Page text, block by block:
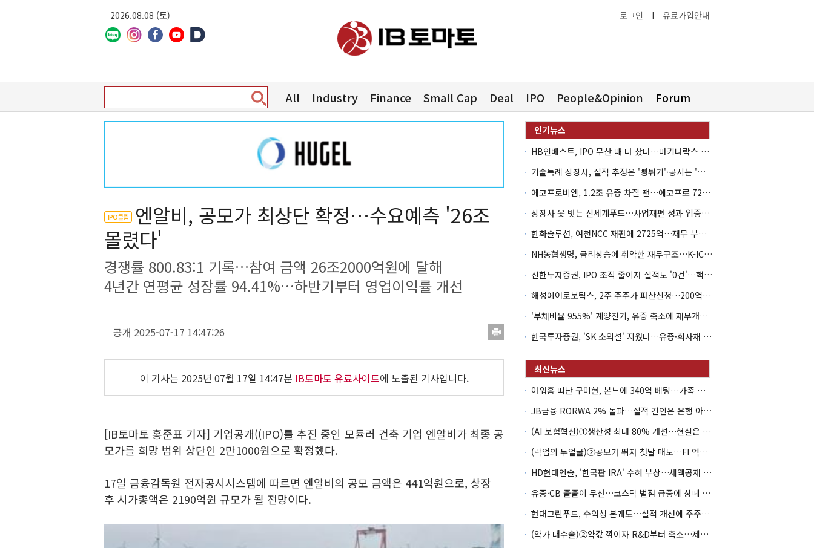
2026.08.08 (토) 로그인 I 유료가입안내
All Industry Finance Small Cap Deal IPO People&Opinion Forum
IPO클립
엔알비, 공모가 최상단 확정…수요예측 '26조
몰렸다'
경쟁률 800.83:1 기록…참여 금액 26조2000억원에 달해
4년간 연평균 성장률 94.41%…하반기부터 영업이익률 개선
공개 2025-07-17 14:47:26
이 기사는 2025년 07월 17일 14:47분 IB토마토 유료사이트에 노출된 기사입니다.
[IB토마토 홍준표 기자] 기업공개((IPO)를 추진 중인 모듈러 건축 기업 엔알비가 최종 공
모가를 희망 범위 상단인 2만1000원으로 확정했다.
17일 금융감독원 전자공시시스템에 따르면 엔알비의 공모 금액은 441억원으로, 상장
후 시가총액은 2190억원 규모가 될 전망이다.
HB인베스트, IPO 무산 때 더 샀다…마키나락스 투자 2.7배 회수
기술특례 상장사, 실적 추정은 '뻥튀기'·공시는 '누락'
에코프로비엠, 1.2조 유증 차질 땐…에코프로 7270억 '독박'
상장사 옷 벗는 신세계푸드…사업재편 성과 입증할까
한화솔루션, 여천NCC 재편에 2725억…재무 부담 커지나
NH농협생명, 금리상승에 취약한 재무구조…K-ICS 변동성 '주의보'
신한투자증권, IPO 조직 줄이자 실적도 '0건'…핵심 인력까지 이탈
해성에어로보틱스, 2주 주주가 파산신청…200억 CB 분쟁 확산
'부채비율 955%' 계양전기, 유증 축소에 재무개선 효과 '뚝'
한국투자증권, 'SK 소외설' 지웠다…유증·회사채 주관 연속 수임
아워홈 떠난 구미현, 본느에 340억 베팅…가족 지배체제 구축
JB금융 RORWA 2% 돌파…실적 견인은 은행 아닌 캐피탈
(AI 보험혁신)①생산성 최대 80% 개선…현실은 '실행 격차'
(락업의 두얼굴)②공모가 뛰자 첫날 매도…FI 엑시트 전략 갈렸다
HD현대엔솔, '한국판 IRA' 수혜 부상…세액공제 선택이 변수
유증·CB 줄줄이 무산…코스닥 벌점 급증에 상폐 압박
현대그린푸드, 수익성 본궤도…실적 개선에 주주환원까지
(약가 대수술)②약값 깎이자 R&D부터 축소…제약업계 비상경영 돌입